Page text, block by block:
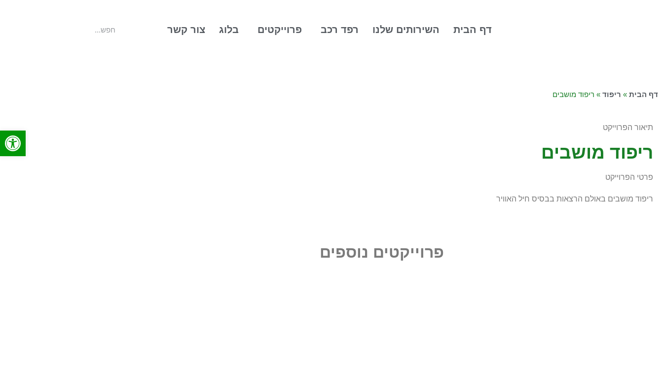
דף הבית השירותים שלנו רפד רכב פרוייקטים בלוג צור קשר
דף הבית » ריפוד » ריפוד מושבים
תיאור הפרוייקט
ריפוד מושבים
פרטי הפרוייקט
ריפוד מושבים באולם הרצאות בבסיס חיל האוויר
פרוייקטים נוספים
פתח